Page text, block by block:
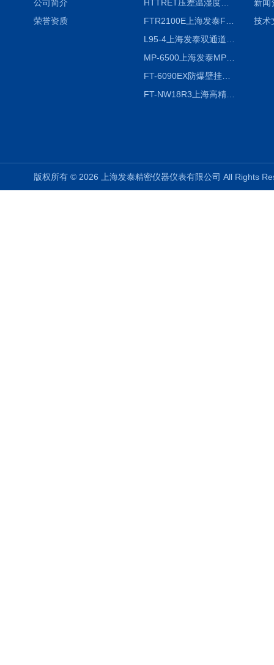
公司简介
荣誉资质
HTTRET压差温湿度显示屏
MP-6500上海发泰MP-6500 压力记录器
FT-6090EX防爆壁挂式沼气分析检测仪
FT-NW18R3上海高精度温度记录仪
新闻
技术
版权所有 © 2026 上海发泰精密仪器仪表有限公司 All